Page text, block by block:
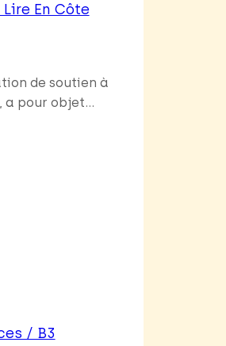
En Côte
de soutien à
a pour objet…
/ B3